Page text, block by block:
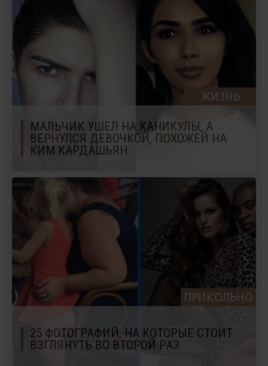
ЖИЗНЬ
МАЛЬЧИК УШЕЛ НА КАНИКУЛЫ, А
ВЕРНУЛСЯ ДЕВОЧКОЙ, ПОХОЖЕЙ НА
КИМ КАРДАШЬЯН
ПРИКОЛЬНО
25 ФОТОГРАФИЙ, НА КОТОРЫЕ СТОИТ
ВЗГЛЯНУТЬ ВО ВТОРОЙ РАЗ